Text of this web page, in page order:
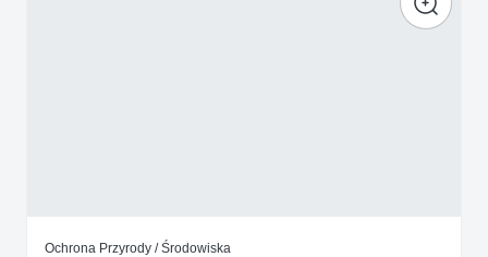
Ochrona Przyrody / Środowiska